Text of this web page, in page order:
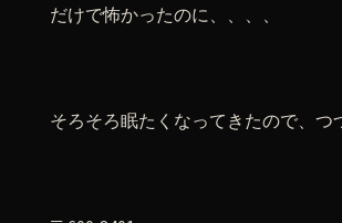
だけで怖かったのに、、、、
そろそろ眠たくなってきたので、